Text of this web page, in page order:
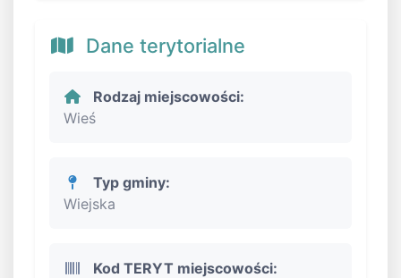
Dane terytorialne
Rodzaj miejscowości:
Wieś
Typ gminy:
Wiejska
Kod TERYT miejscowości: